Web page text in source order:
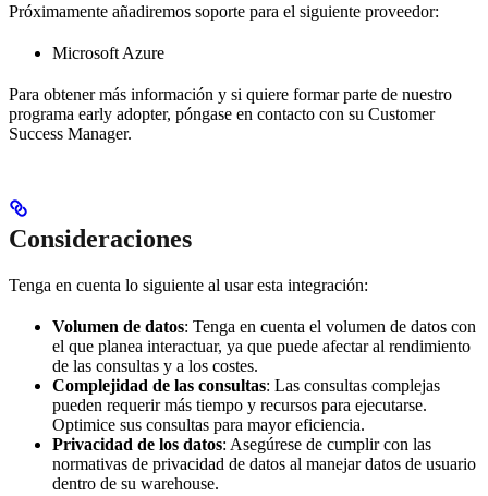
Próximamente añadiremos soporte para el siguiente proveedor:
Microsoft Azure
Para obtener más información y si quiere formar parte de nuestro
programa early adopter, póngase en contacto con su Customer
Success Manager.
Consideraciones
Tenga en cuenta lo siguiente al usar esta integración:
Volumen de datos: Tenga en cuenta el volumen de datos con
el que planea interactuar, ya que puede afectar al rendimiento
de las consultas y a los costes.
Complejidad de las consultas: Las consultas complejas
pueden requerir más tiempo y recursos para ejecutarse.
Optimice sus consultas para mayor eficiencia.
Privacidad de los datos: Asegúrese de cumplir con las
normativas de privacidad de datos al manejar datos de usuario
dentro de su warehouse.